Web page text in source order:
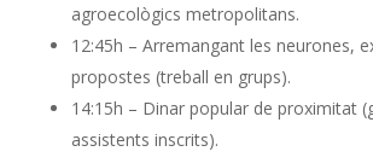
agroecològics metropolitans.
12:45h – Arremangant les neurones,
propostes (treball en grups).
14:15h – Dinar popular de proximitat
assistents inscrits).